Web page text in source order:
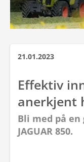
21.01.2023
Effektiv
anerkjent
Bli med på en
JAGUAR 850.